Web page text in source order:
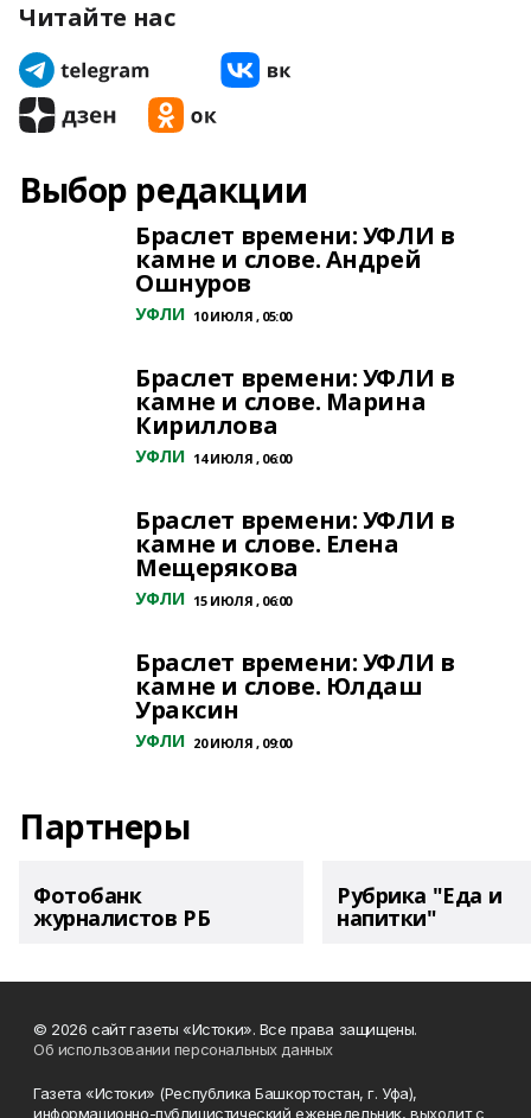
Читайте нас
Выбор редакции
Браслет времени: УФЛИ в
камне и слове. Андрей
Ошнуров
УФЛИ 10 ИЮЛЯ , 05:00
Браслет времени: УФЛИ в
камне и слове. Марина
Кириллова
УФЛИ 14 ИЮЛЯ , 06:00
Браслет времени: УФЛИ в
камне и слове. Елена
Мещерякова
УФЛИ 15 ИЮЛЯ , 06:00
Браслет времени: УФЛИ в
камне и слове. Юлдаш
Ураксин
УФЛИ 20 ИЮЛЯ , 09:00
Партнеры
Фотобанк
журналистов РБ
Рубрика "Еда и
напитки"
© 2026 сайт газеты «Истоки». Все права защищены.
Об использовании персональных данных
Газета «Истоки» (Республика Башкортостан, г. Уфа),
информационно-публицистический еженедельник, выходит с